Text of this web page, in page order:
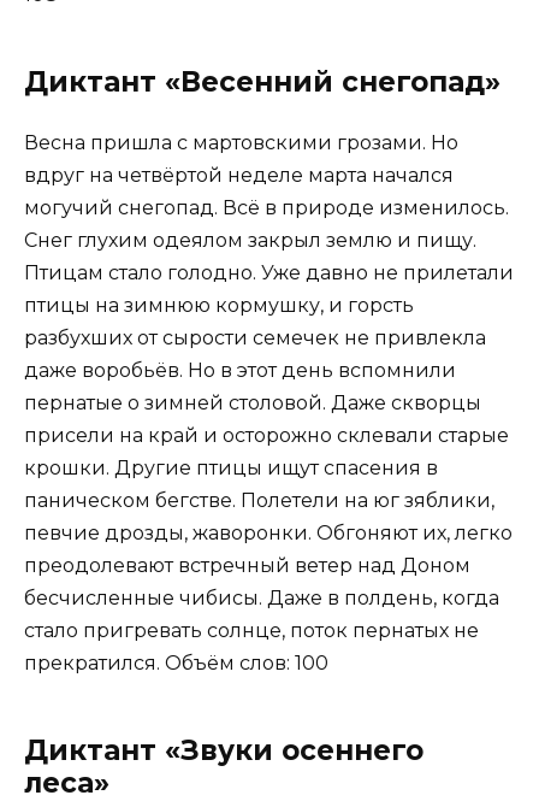
Диктант «Весенний снегопад»
Весна пришла с мартовскими грозами. Но
вдруг на четвёртой неделе марта начался
могучий снегопад. Всё в природе изменилось.
Снег глухим одеялом закрыл землю и пищу.
Птицам стало голодно. Уже давно не прилетали
птицы на зимнюю кормушку, и горсть
разбухших от сырости семечек не привлекла
даже воробьёв. Но в этот день вспомнили
пернатые о зимней столовой. Даже скворцы
присели на край и осторожно склевали старые
крошки. Другие птицы ищут спасения в
паническом бегстве. Полетели на юг зяблики,
певчие дрозды, жаворонки. Обгоняют их, легко
преодолевают встречный ветер над Доном
бесчисленные чибисы. Даже в полдень, когда
стало пригревать солнце, поток пернатых не
прекратился. Объём слов: 100
Диктант «Звуки осеннего
леса»